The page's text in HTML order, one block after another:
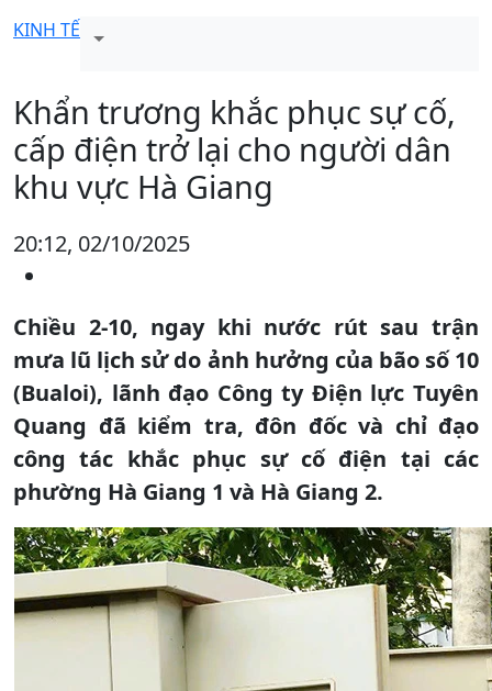
KINH TẾ
Khẩn trương khắc phục sự cố,
cấp điện trở lại cho người dân
khu vực Hà Giang
20:12, 02/10/2025
Chiều 2-10, ngay khi nước rút sau trận
mưa lũ lịch sử do ảnh hưởng của bão số 10
(Bualoi), lãnh đạo Công ty Điện lực Tuyên
Quang đã kiểm tra, đôn đốc và chỉ đạo
công tác khắc phục sự cố điện tại các
phường Hà Giang 1 và Hà Giang 2.